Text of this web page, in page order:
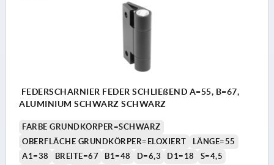
FEDERSCHARNIER FEDER SCHLIEßEND A=55, B=67,
ALUMINIUM SCHWARZ SCHWARZ
FARBE GRUNDKÖRPER=SCHWARZ
OBERFLÄCHE GRUNDKÖRPER=ELOXIERT
LÄNGE=55
A1=38
BREITE=67 B1=48 D=6,3 D1=18
S=4,5